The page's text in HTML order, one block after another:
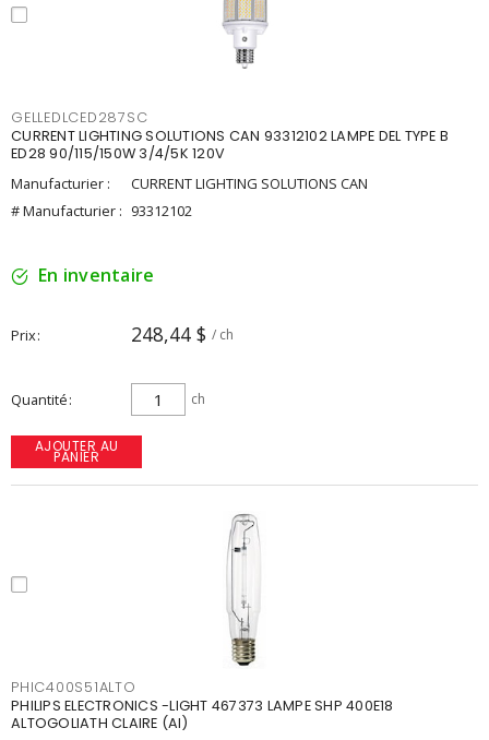
GELLEDLCED287SC
CURRENT LIGHTING SOLUTIONS CAN 93312102 LAMPE DEL TYPE B
ED28 90/115/150W 3/4/5K 120V
Manufacturier :
CURRENT LIGHTING SOLUTIONS CAN
# Manufacturier : 93312102
En inventaire
Prix 248,44 $ / ch
Quantité ch
AJOUTER AU
PANIER
PHIC400S51ALTO
PHILIPS ELECTRONICS -LIGHT 467373 LAMPE SHP 400E18
ALTOGOLIATH CLAIRE (AI)